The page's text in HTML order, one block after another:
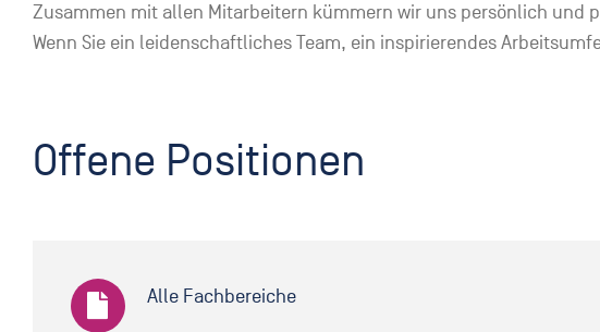
Zusammen mit allen Mitarbeitern kümmern wir uns persönlich und
Wenn Sie ein leidenschaftliches Team, ein inspirierendes
Offene Positionen
Alle Fachbereiche